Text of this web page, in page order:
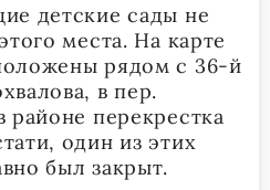
детские сады не
места. На карте
рядом с 36-й
в пер.
районе перекрестка
один из этих
был закрыт.